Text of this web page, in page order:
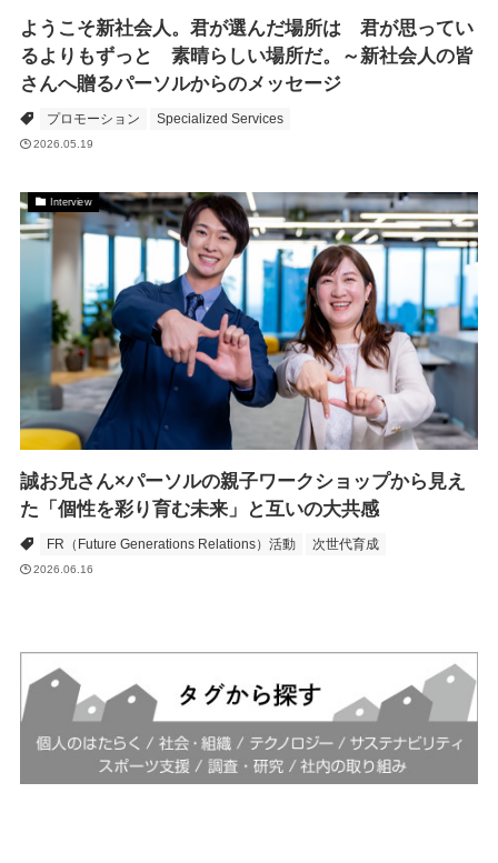
ようこそ新社会人。君が選んだ場所は 君が思ってい
るよりもずっと 素晴らしい場所だ。～新社会人の皆
さんへ贈るパーソルからのメッセージ
プロモーション Specialized Services
2026.05.19
Interview
誠お兄さん×パーソルの親子ワークショップから見え
た「個性を彩り育む未来」と互いの大共感
FR（Future Generations Relations）活動 次世代育成
2026.06.16